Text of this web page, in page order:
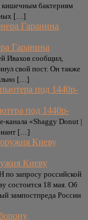
кишечным бактериям
[…]
Гаранина
Ивахов сообщил,
свой пост. Он также
[…]
под 1440p-
канала «Shaggy Donut |
[…]
Киеву
по запросу российской
состоится 18 мая. Об
зампостпреда России